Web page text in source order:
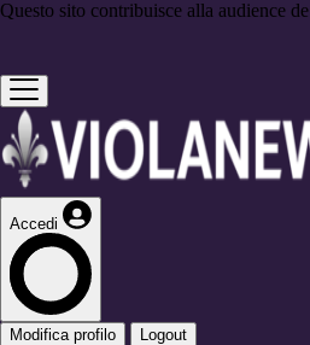
Questo sito contribuisce alla audience de
Accedi
Modifica profilo Logout